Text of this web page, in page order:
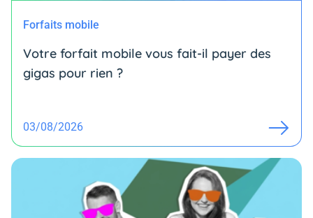
Forfaits mobile
Votre forfait mobile vous fait-il payer des
gigas pour rien ?
03/08/2026